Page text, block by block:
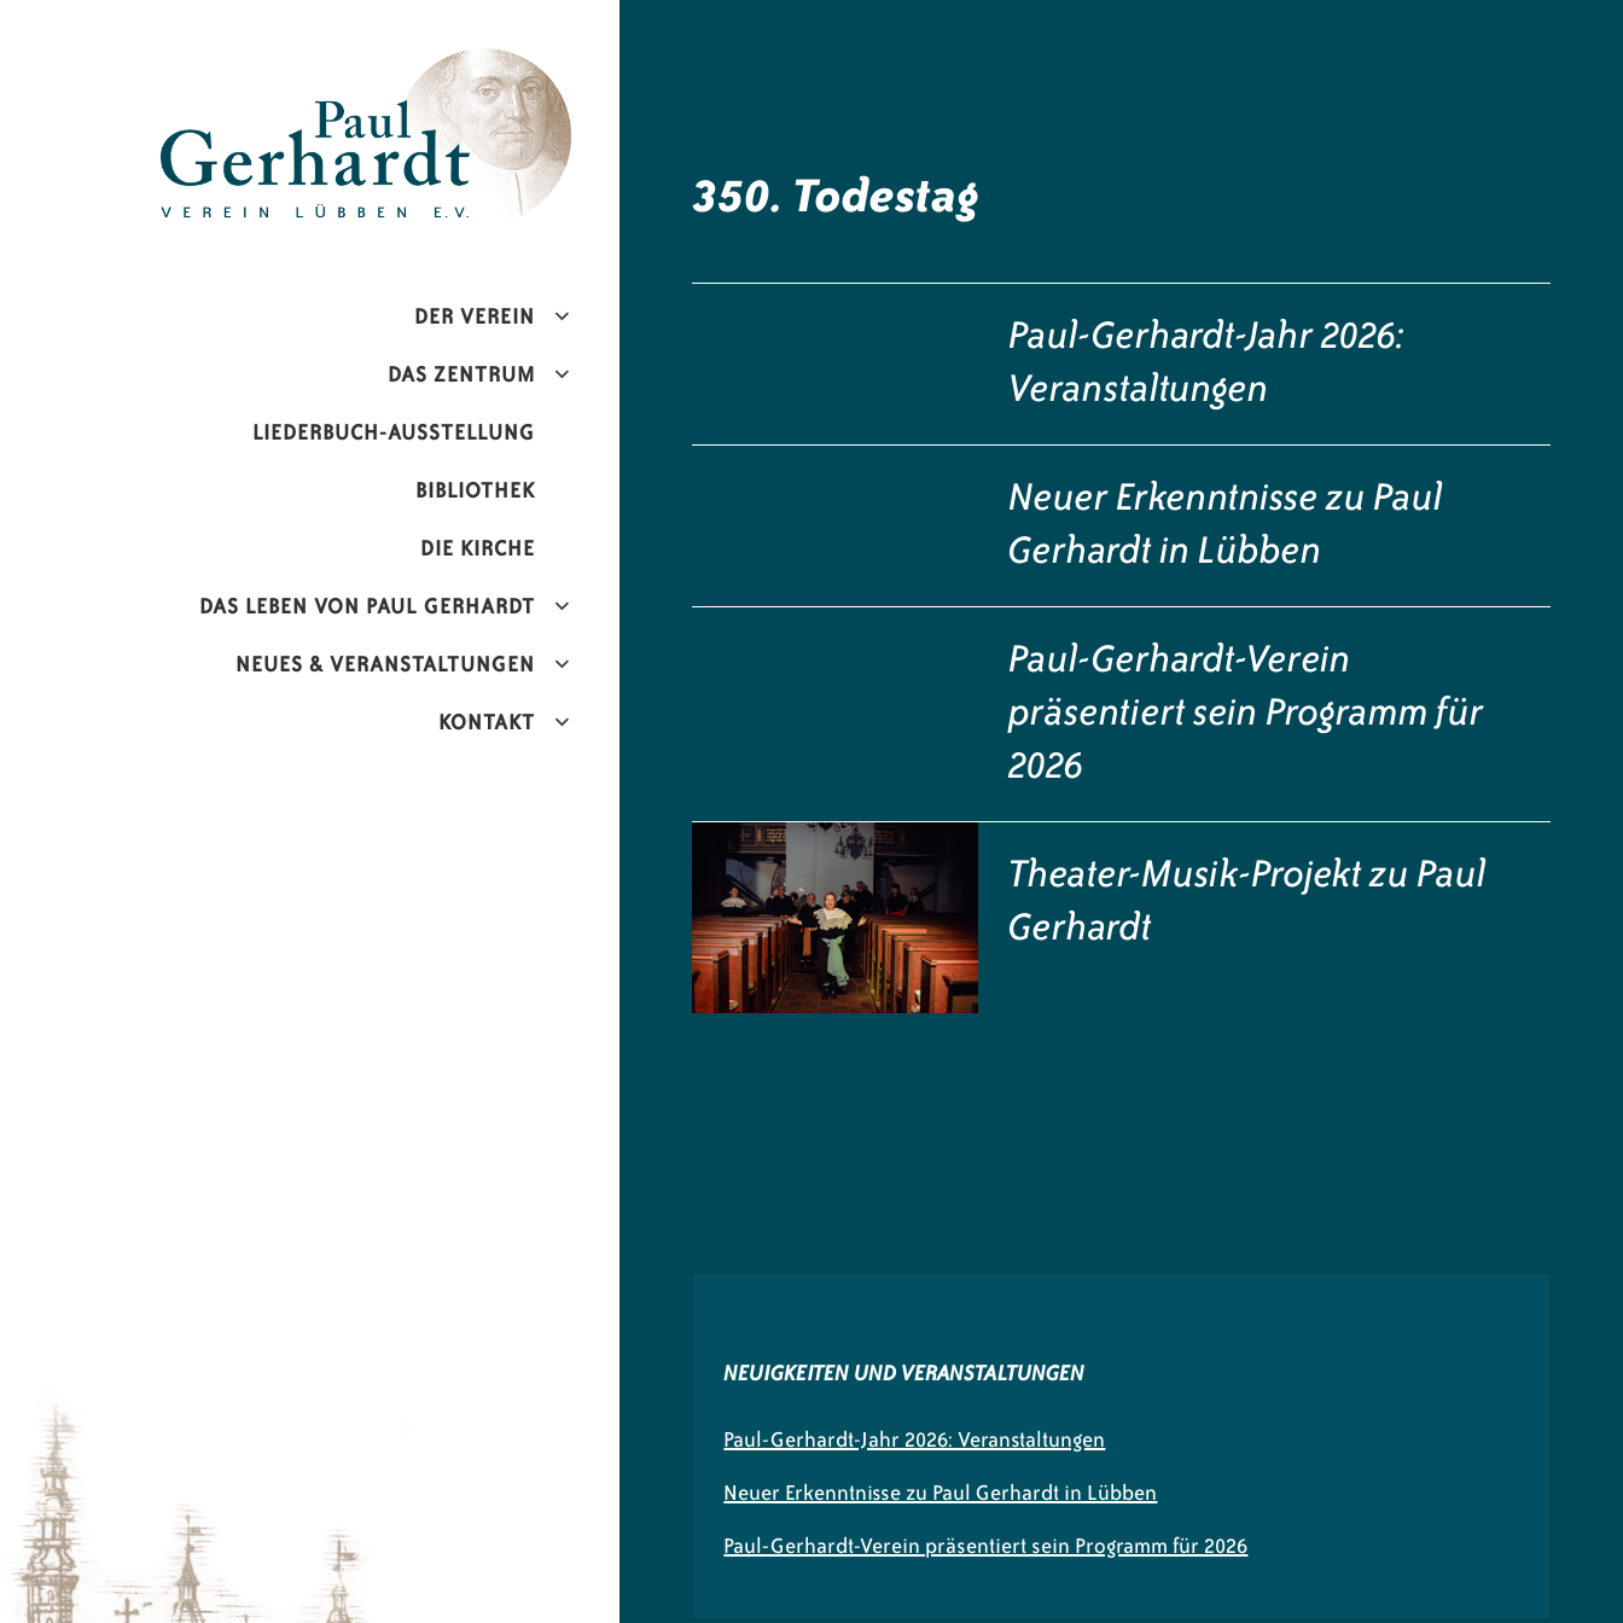
Paul-Gerhardt-Verein Lübben e.V.
DER VEREIN
DAS ZENTRUM
LIEDERBUCH-AUSSTELLUNG
BIBLIOTHEK
DIE KIRCHE
DAS LEBEN VON PAUL GERHARDT
NEUES & VERANSTALTUNGEN
KONTAKT
350. Todestag
Paul-Gerhardt-Jahr 2026:
Veranstaltungen
Neuer Erkenntnisse zu Paul
Gerhardt in Lübben
Paul-Gerhardt-Verein
präsentiert sein Programm für
2026
Theater-Musik-Projekt zu Paul
Gerhardt
NEUIGKEITEN UND VERANSTALTUNGEN
Paul-Gerhardt-Jahr 2026: Veranstaltungen
Neuer Erkenntnisse zu Paul Gerhardt in Lübben
Paul-Gerhardt-Verein präsentiert sein Programm für 2026